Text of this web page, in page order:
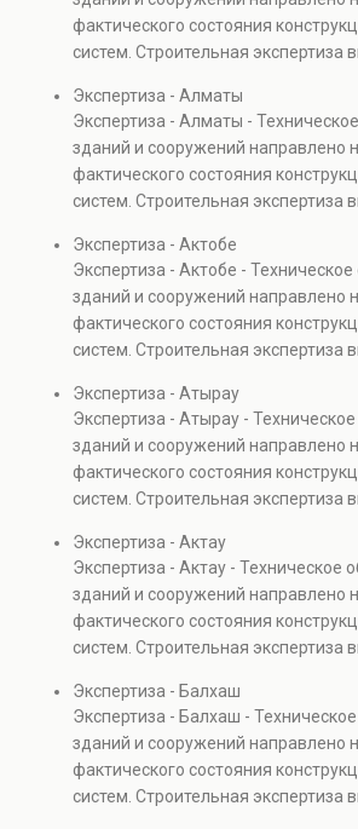
капитальном ремонте и
также при судебных
проверках.
фактического состояния
систем. Строительная экспертиза
элементов и оценку
Услуга востребована при покупке
капитальном ремонте и
также при судебных
проверках.
Экспертиза - Алматы
Экспертиза - Алматы -
зданий и сооружений направлено
фактического состояния
систем. Строительная экспертиза
элементов и оценку
Услуга востребована при покупке
капитальном ремонте и
также при судебных
проверках.
Экспертиза - Актобе
Экспертиза - Актобе -
зданий и сооружений направлено
фактического состояния
систем. Строительная экспертиза
элементов и оценку
Услуга востребована при покупке
капитальном ремонте и
также при судебных
проверках.
Экспертиза - Атырау
Экспертиза - Атырау -
зданий и сооружений направлено
фактического состояния
систем. Строительная экспертиза
элементов и оценку
Услуга востребована при покупке
капитальном ремонте и
также при судебных
проверках.
Экспертиза - Актау
Экспертиза - Актау - Техническое
зданий и сооружений направлено
фактического состояния
систем. Строительная экспертиза
элементов и оценку
Услуга востребована при покупке
капитальном ремонте и
также при судебных
проверках.
Экспертиза - Балхаш
Экспертиза - Балхаш -
зданий и сооружений направлено
фактического состояния
систем. Строительная экспертиза